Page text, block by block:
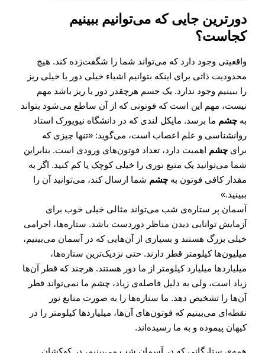
دورترین جایی که می‌توانیم ببینیم
کجاست؟
واقعیتی وجود دارد که می‌تواند شما را شگفت‌زده کند. هیچ
محدودیت ذاتی برای اینکه بتوانیم اشیاء خیلی دور یا خیلی ریز
را ببینیم وجود ندارد. یک جسم هرچقدر دور یا ریز باشد مهم
نیست، مهم این است که فوتونی که از آن ساطع می‌شود بتواند
بهچشم ما برسد. مایکل لندی که در دانشگاه نیویورک استاد
روانشناسی و علم اعصاب است، می‌گوید: «تنها چیزی که
برایچشم اهمیت دارد، تعداد فوتون‌های ورودی است. بنابراین
شما می‌توانید یک منبع نوری را خیلی کوچک یا کم کنید. اگر به
مقدار کافی فوتون بهچشم شما ارسال کند، می‌توانید آن را
ببینید.»
آسمان پر ستاره‌ی شب می‌تواند مثالی خیلی خوب برای
آزمایش توانایی دیدن مناظر دوردست باشد. ستاره‌ها، اجرامی
خیلی بزرگ هستند و بسیاری از آن‌هایی که در آسمان می‌بینیم،
میلیون‌ها کیلومتر قطر دارند. حتی نزدیک‌ترین ستاره‌ها،
میلیاردها میلیارد کیلومتر از ما دور هستند. هرچند که قطر آن‌ها
زیاد است، ولی به دلیل فاصله‌ی زیاد، چشم ما نمی‌تواند قطر
آن‌ها را تشخیص دهد. ما ستاره‌ها را به صورت منابع نور
نقطه‌ای می‌بینیم که فوتون‌های آن‌ها، میلیاردها کیلومتر را در
کیهان پیموده و به ما رسیده‌اند.
همه‌ی ستارگانی که در آسمان شب می‌بینیم، در کهکشان